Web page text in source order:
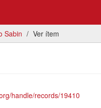
Sabin Ver ítem
handle/records/19410